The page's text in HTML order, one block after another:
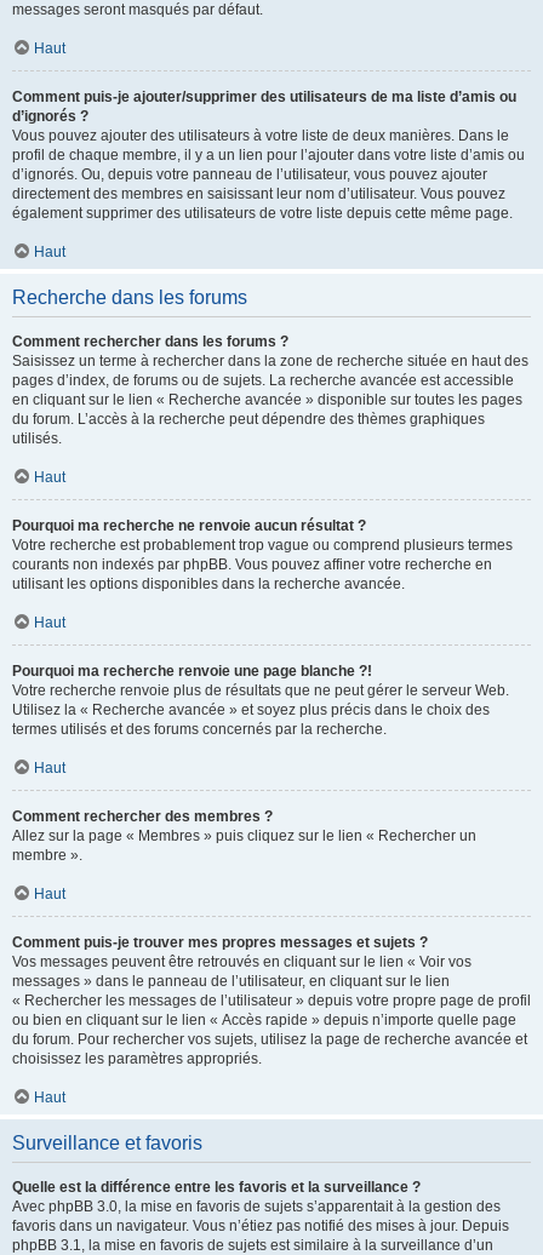
messages seront masqués par défaut.
Haut
Comment puis-je ajouter/supprimer des utilisateurs de ma liste d’amis ou
d’ignorés ?
Vous pouvez ajouter des utilisateurs à votre liste de deux manières. Dans le
profil de chaque membre, il y a un lien pour l’ajouter dans votre liste d’amis ou
d’ignorés. Ou, depuis votre panneau de l’utilisateur, vous pouvez ajouter
directement des membres en saisissant leur nom d’utilisateur. Vous pouvez
également supprimer des utilisateurs de votre liste depuis cette même page.
Haut
Recherche dans les forums
Comment rechercher dans les forums ?
Saisissez un terme à rechercher dans la zone de recherche située en haut des
pages d’index, de forums ou de sujets. La recherche avancée est accessible
en cliquant sur le lien « Recherche avancée » disponible sur toutes les pages
du forum. L’accès à la recherche peut dépendre des thèmes graphiques
utilisés.
Haut
Pourquoi ma recherche ne renvoie aucun résultat ?
Votre recherche est probablement trop vague ou comprend plusieurs termes
courants non indexés par phpBB. Vous pouvez affiner votre recherche en
utilisant les options disponibles dans la recherche avancée.
Haut
Pourquoi ma recherche renvoie une page blanche ?!
Votre recherche renvoie plus de résultats que ne peut gérer le serveur Web.
Utilisez la « Recherche avancée » et soyez plus précis dans le choix des
termes utilisés et des forums concernés par la recherche.
Haut
Comment rechercher des membres ?
Allez sur la page « Membres » puis cliquez sur le lien « Rechercher un
membre ».
Haut
Comment puis-je trouver mes propres messages et sujets ?
Vos messages peuvent être retrouvés en cliquant sur le lien « Voir vos
messages » dans le panneau de l’utilisateur, en cliquant sur le lien
« Rechercher les messages de l’utilisateur » depuis votre propre page de profil
ou bien en cliquant sur le lien « Accès rapide » depuis n’importe quelle page
du forum. Pour rechercher vos sujets, utilisez la page de recherche avancée et
choisissez les paramètres appropriés.
Haut
Surveillance et favoris
Quelle est la différence entre les favoris et la surveillance ?
Avec phpBB 3.0, la mise en favoris de sujets s’apparentait à la gestion des
favoris dans un navigateur. Vous n’étiez pas notifié des mises à jour. Depuis
phpBB 3.1, la mise en favoris de sujets est similaire à la surveillance d’un